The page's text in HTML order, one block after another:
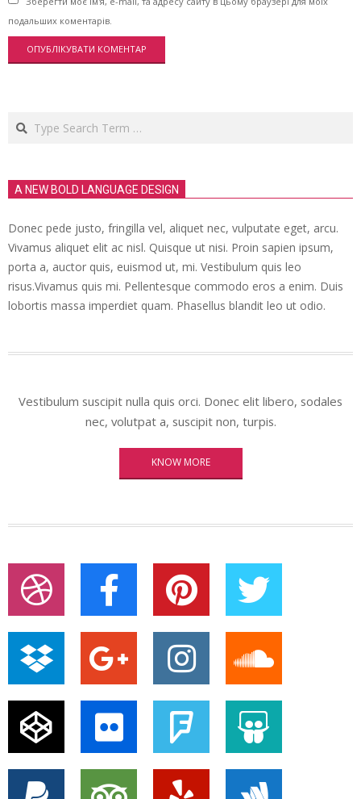
подальших коментарів.
Search
A NEW BOLD LANGUAGE DESIGN
Donec pede justo, fringilla vel, aliquet nec, vulputate eget, arcu.
Vivamus aliquet elit ac nisl. Quisque ut nisi. Proin sapien ipsum,
porta a, auctor quis, euismod ut, mi. Vestibulum quis leo
risus.Vivamus quis mi. Pellentesque commodo eros a enim. Duis
lobortis massa imperdiet quam. Phasellus blandit leo ut odio.
Vestibulum suscipit nulla quis orci. Donec elit libero, sodales
nec, volutpat a, suscipit non, turpis.
KNOW MORE